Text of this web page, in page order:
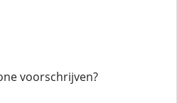
voorschrijven?